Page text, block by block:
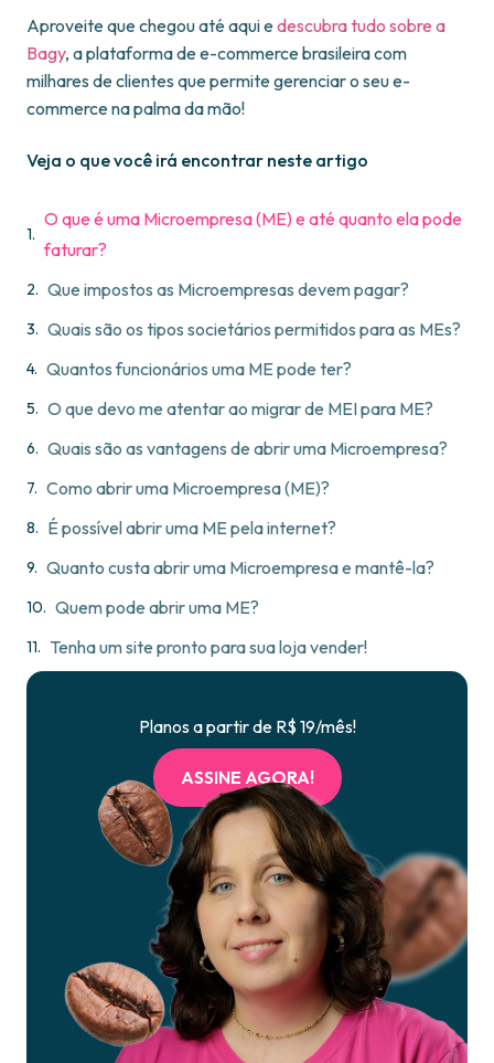
Aproveite que chegou até aqui edescubra tudo sobre a
Bagy, a plataforma de e-commerce brasileira com
milhares de clientes que permite gerenciar o seu e-
commerce na palma da mão!
Veja o que você irá encontrar neste artigo
O que é uma Microempresa (ME) e até quanto ela pode
faturar?
Que impostos as Microempresas devem pagar?
Quais são os tipos societários permitidos para as MEs?
Quantos funcionários uma ME pode ter?
O que devo me atentar ao migrar de MEI para ME?
Quais são as vantagens de abrir uma Microempresa?
Como abrir uma Microempresa (ME)?
É possível abrir uma ME pela internet?
Quanto custa abrir uma Microempresa e mantê-la?
Quem pode abrir uma ME?
Tenha um site pronto para sua loja vender!
Planos a partir de R$ 19/mês!
ASSINE AGORA!